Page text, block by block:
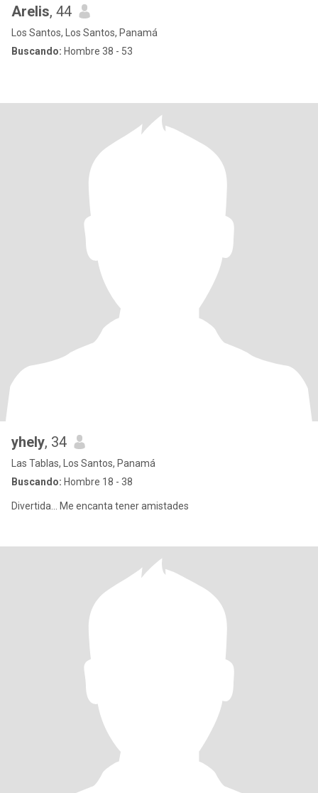
Arelis, 44
Los Santos, Los Santos, Panamá
Buscando: Hombre 38 - 53
yhely, 34
Las Tablas, Los Santos, Panamá
Buscando: Hombre 18 - 38
Divertida... Me encanta tener amistades